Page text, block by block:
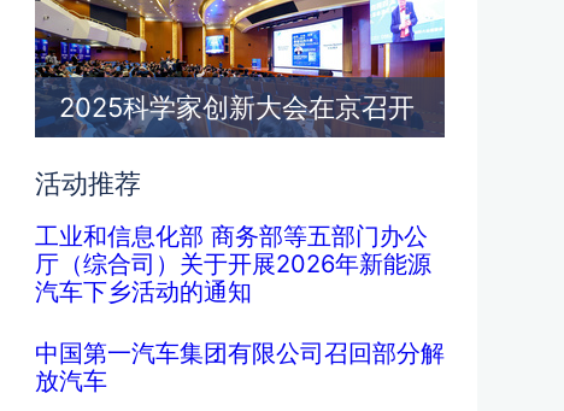
2025科学家创新大会在京召开
活动推荐
工业和信息化部 商务部等五部门办公
厅（综合司）关于开展2026年新能源
汽车下乡活动的通知
中国第一汽车集团有限公司召回部分解
放汽车